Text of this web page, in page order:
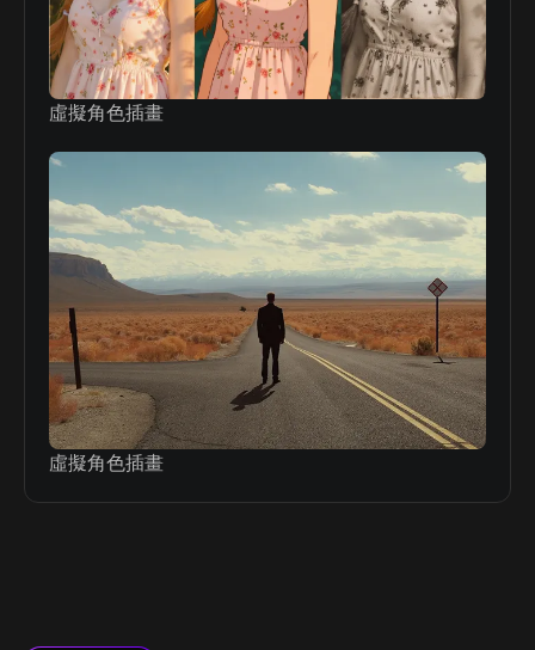
虛擬角色插畫
虛擬角色插畫